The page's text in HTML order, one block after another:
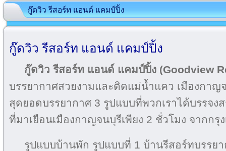
กู๊ดวิว รีสอร์ท แอนด์ แคมป์ปิ้ง
กู๊ดวิว รีสอร์ท แอนด์ แคมป์ปิ้ง
กู๊ดวิว รีสอร์ท แอนด์ แคมป์ปิ้ง (Goodview
บรรยากาศสวยงามและติดแม่น้ำแคว เมืองกา
สุดยอดบรรยากาศ 3 รูปแบบที่พวกเราได้บรรจง
ที่มาเยือนเมืองกาญจนบุรีเพียง 2 ชั่วโมง จากกรุ
รูปแบบบ้านพัก รูปแบบที่ 1 บ้านรีสอร์ทบรรย